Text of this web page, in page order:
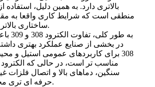
بالاتری دارد. به همین دلیل،
منطقی است که شرایط کاری واقعا به
ساختاری بالاتر نیاز داشته باشد.
به طور
در بخشی از صنایع عملکرد بهتری
308 برای کاربردهای عمومی استیل و
سنگین، دماهای بالا و اتصال فلزات
حرفه ای تری محسوب می شود.